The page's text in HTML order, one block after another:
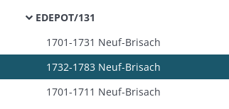
EDEPOT/131
1701-1731 Neuf-Brisach
1732-1783 Neuf-Brisach
1701-1711 Neuf-Brisach